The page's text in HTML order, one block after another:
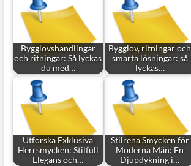
Bygglovshandlingar
och ritningar: Så lyckas
du med…
Bygglov, ritningar och
smarta lösningar: så
lyckas…
Utforska Exklusiva
Herrsmycken: Stilfull
Elegans och…
Stilrena Smycken för
Moderna Män: En
Djupdykning i…